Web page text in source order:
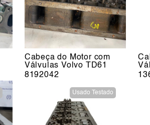
Cabeça do Motor com
Válvulas Volvo TD61
8192042
Usado Testado